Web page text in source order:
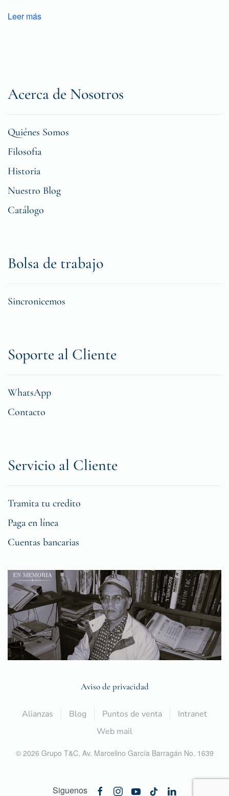
Leer más
Acerca de Nosotros
Quiénes Somos
Filosofia
Historia
Nuestro Blog
Catálogo
Bolsa de trabajo
Sincronicemos
Soporte al Cliente
WhatsApp
Contacto
Servicio al Cliente
Tramita tu credito
Paga en línea
Cuentas bancarias
Aviso de privacidad
Alianzas Blog Puntos de venta
Intranet
Web mail
© 2026 Grupo T&C, Av. Marcelino García Barragán No. 1639
Siguenos